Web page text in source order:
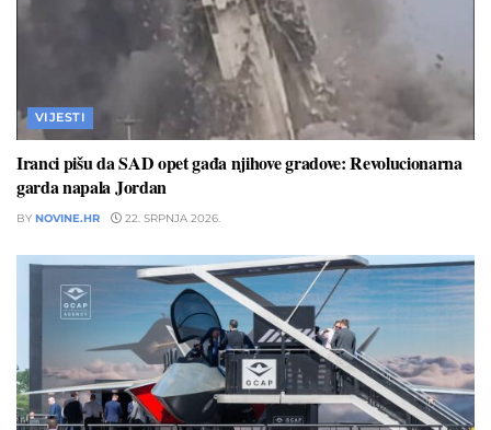
VIJESTI
Iranci pišu da SAD opet gađa njihove gradove: Revolucionarna
garda napala Jordan
BY NOVINE.HR 22. SRPNJA 2026.